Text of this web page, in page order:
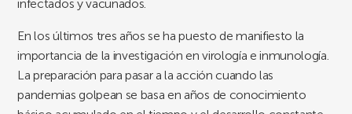
infectados y vacunados.
En los últimos tres años se ha puesto de manifiesto la
importancia de la investigación en virología e inmunología.
La preparación para pasar a la acción cuando las
pandemias golpean se basa en años de conocimiento